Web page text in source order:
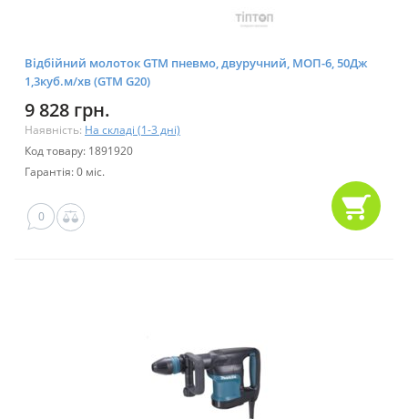
Відбійний молоток GTM пневмо, двуручний, МОП-6, 50Дж
1,3куб.м/хв (GTM G20)
9 828 грн.
Наявність: На складі (1-3 дні)
Код товару: 1891920
Гарантія: 0 міс.
0